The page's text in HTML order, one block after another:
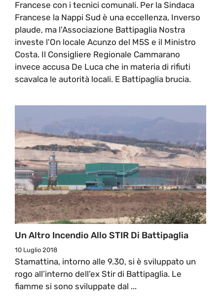
Francese con i tecnici comunali. Per la Sindaca
Francese la Nappi Sud è una eccellenza, Inverso
plaude, ma l'Associazione Battipaglia Nostra
investe l'On locale Acunzo del M5S e il Ministro
Costa. Il Consigliere Regionale Cammarano
invece accusa De Luca che in materia di rifiuti
scavalca le autorità locali. E Battipaglia brucia.
Un Altro Incendio Allo STIR Di Battipaglia
10 Luglio 2018
Stamattina, intorno alle 9.30, si è sviluppato un
rogo all’interno dell’ex Stir di Battipaglia. Le
fiamme si sono sviluppate dal ...